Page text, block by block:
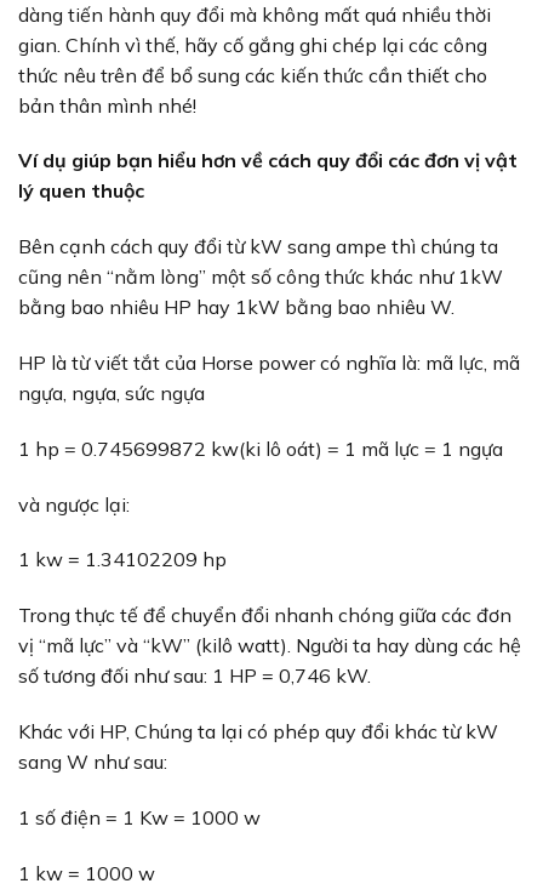
dàng tiến hành quy đổi mà không mất quá nhiều thời
gian. Chính vì thế, hãy cố gắng ghi chép lại các công
thức nêu trên để bổ sung các kiến thức cần thiết cho
bản thân mình nhé!
Ví dụ giúp bạn hiểu hơn về cách quy đổi các đơn vị vật
lý quen thuộc
Bên cạnh cách quy đổi từ kW sang ampe thì chúng ta
cũng nên “nằm lòng” một số công thức khác như 1kW
bằng bao nhiêu HP hay 1kW bằng bao nhiêu W.
HP là từ viết tắt của Horse power có nghĩa là: mã lực, mã
ngựa, ngựa, sức ngựa
1 hp = 0.745699872 kw(ki lô oát) = 1 mã lực = 1 ngựa
và ngược lại:
1 kw = 1.34102209 hp
Trong thực tế để chuyển đổi nhanh chóng giữa các đơn
vị “mã lực” và “kW” (kilô watt). Người ta hay dùng các hệ
số tương đối như sau: 1 HP = 0,746 kW.
Khác với HP, Chúng ta lại có phép quy đổi khác từ kW
sang W như sau:
1 số điện = 1 Kw = 1000 w
1 kw = 1000 w